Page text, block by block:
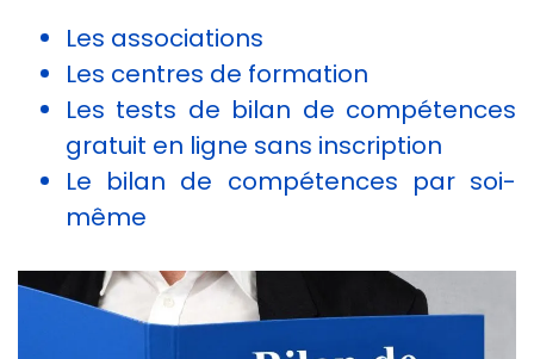
Les associations
Les centres de formation
Les tests de bilan de compétences
gratuit en ligne sans inscription
Le bilan de compétences par soi-
même